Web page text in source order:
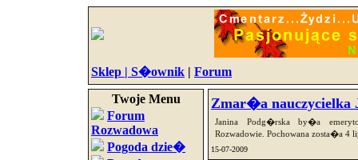
Sklep | S�ownik | Forum
Twoje Menu
Forum
Rozwadowa
Pogoda dzie�
Zmar�a nauczycielka
Janina Podg�rska by�a
Rozwadowie. Pochowana zosta�a 4
15-07-2009